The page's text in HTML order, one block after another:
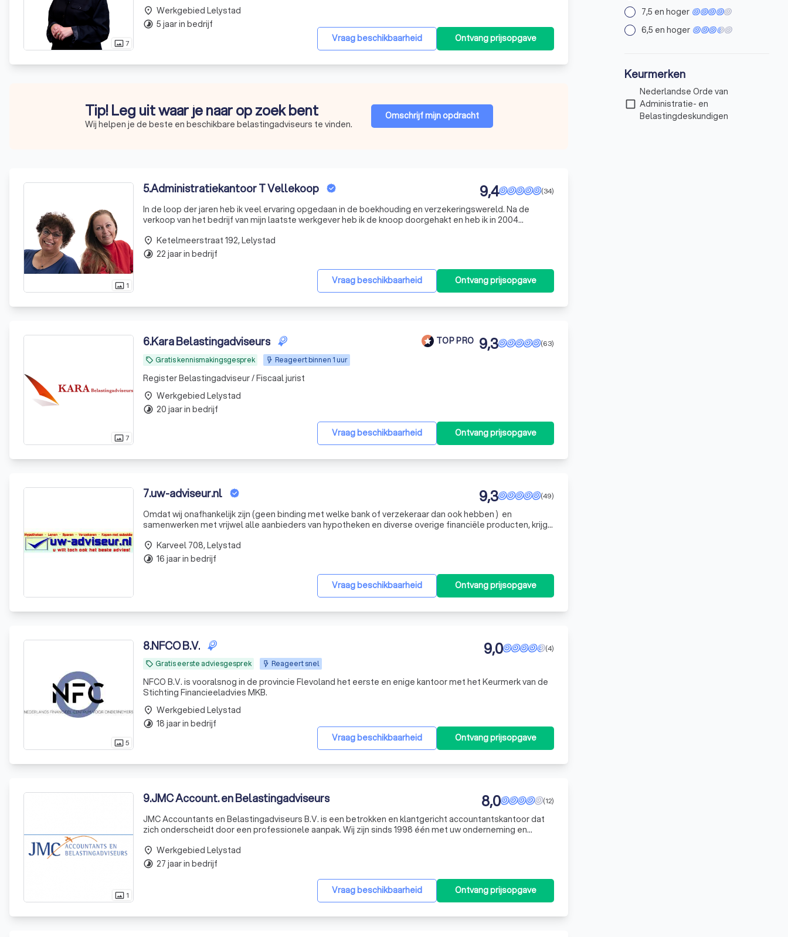
photo_size_select_actual7 Vraag beschikbaarheid Ontvang prijsopgave
place Werkgebied Lelystad
timelapse 5 jaar in bedrijf
Tip! Leg uit waar je naar op zoek bent
Wij helpen je de beste en beschikbare belastingadviseurs te vinden.
Omschrijf mijn opdracht
photo_size_select_actual 1
5.Administratiekantoor T Vellekoop (34)
9,4
In de loop der jaren heb ik veel ervaring opgedaan in de boekhouding en verzekeringswereld. Na de
verkoop van het bedrijf van mijn laatste werkgever heb ik de knoop doorgehakt en heb ik in 2004
Vraag beschikbaarheid Ontvang prijsopgave
place Ketelmeerstraat 192, Lelystad
timelapse 22 jaar in bedrijf
photo_size_select_actual7
6.Kara Belastingadviseurs TOP PRO
local_offer Gratis kennismakingsgesprek Reageert binnen 1 uur
(63)
9,3
Register Belastingadviseur / Fiscaal jurist
Vraag beschikbaarheid Ontvang prijsopgave
place Werkgebied Lelystad
timelapse 20 jaar in bedrijf
7.uw-adviseur.nl (49)
9,3
Omdat wij onafhankelijk zijn (geen binding met welke bank of verzekeraar dan ook hebben ) en
samenwerken met vrijwel alle aanbieders van hypotheken en diverse overige financiële producten, krijgt
Vraag beschikbaarheid Ontvang prijsopgave
place Karveel 708, Lelystad
timelapse 16 jaar in bedrijf
photo_size_select_actual5
8.NFCO B.V.
local_offer Gratis eerste adviesgesprek Reageert snel
(4)
9,0
NFCO B.V. is vooralsnog in de provincie Flevoland het eerste en enige kantoor met het Keurmerk van de
Stichting Financieeladvies MKB.
Vraag beschikbaarheid Ontvang prijsopgave
place Werkgebied Lelystad
timelapse 18 jaar in bedrijf
photo_size_select_actual 1
9.JMC Account. en Belastingadviseurs (12)
8,0
JMC Accountants en Belastingadviseurs B.V. is een betrokken en klantgericht accountantskantoor dat
zich onderscheidt door een professionele aanpak. Wij zijn sinds 1998 één met uw onderneming en
profe
Vraag beschikbaarheid Ontvang prijsopgave
place Werkgebied Lelystad
timelapse 27 jaar in bedrijf
7,5 en hoger
6,5 en hoger
Keurmerken
check_box_outline_blank
Nederlandse Orde van
Administratie- en
Belastingdeskundigen